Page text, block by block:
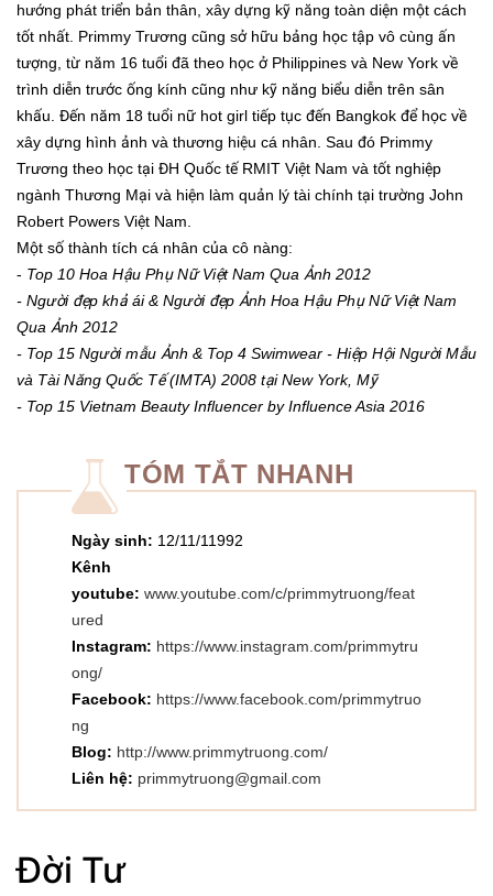
hướng phát triển bản thân, xây dựng kỹ năng toàn diện một cách
tốt nhất. Primmy Trương cũng sở hữu bảng học tập vô cùng ấn
tượng, từ năm 16 tuổi đã theo học ở Philippines và New York về
trình diễn trước ống kính cũng như kỹ năng biểu diễn trên sân
khấu. Đến năm 18 tuổi nữ hot girl tiếp tục đến Bangkok để học về
xây dựng hình ảnh và thương hiệu cá nhân. Sau đó Primmy
Trương theo học tại ĐH Quốc tế RMIT Việt Nam và tốt nghiệp
ngành Thương Mại và hiện làm quản lý tài chính tại trường John
Robert Powers Việt Nam.
Một số thành tích cá nhân của cô nàng:
- Top 10 Hoa Hậu Phụ Nữ Việt Nam Qua Ảnh 2012
- Người đẹp khả ái & Người đẹp Ảnh Hoa Hậu Phụ Nữ Việt Nam
Qua Ảnh 2012
- Top 15 Người mẫu Ảnh & Top 4 Swimwear - Hiệp Hội Người Mẫu
và Tài Năng Quốc Tế (IMTA) 2008 tại New York, Mỹ
- Top 15 Vietnam Beauty Influencer by Influence Asia 2016
TÓM TẮT NHANH
Ngày sinh: 12/11/11992
Kênh
youtube: www.youtube.com/c/primmytruong/feat
ured
Instagram: https://www.instagram.com/primmytru
ong/
Facebook: https://www.facebook.com/primmytruo
ng
Blog: http://www.primmytruong.com/
Liên hệ: primmytruong@gmail.com
Đời Tư